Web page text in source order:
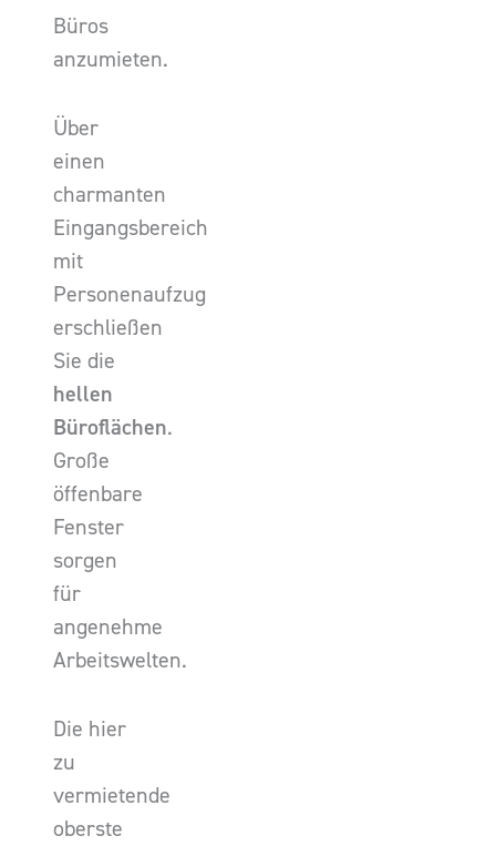
Büros
anzumieten.
Über
einen
charmanten
Eingangsbereich
mit
Personenaufzug
erschließen
Sie die
hellen
Büroflächen.
Große
öffenbare
Fenster
sorgen
für
angenehme
Arbeitswelten.
Die hier
zu
vermietende
oberste